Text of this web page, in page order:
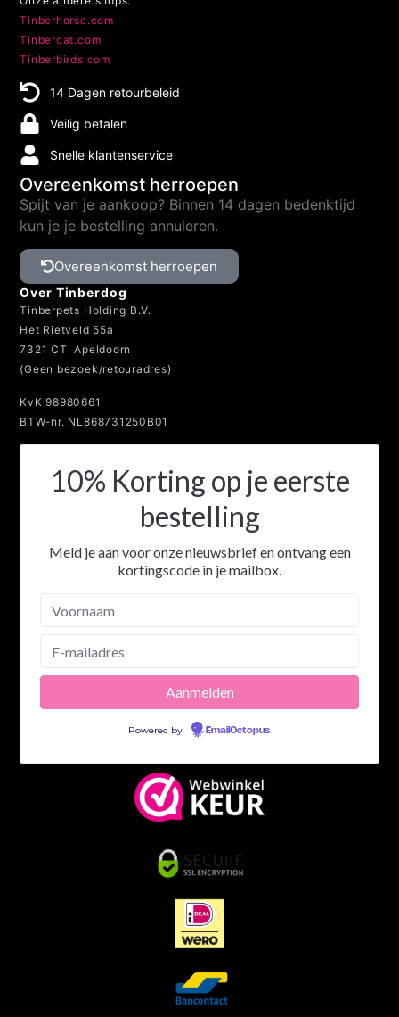
Tinberhorse.com
Tinbercat.com
Tinberbirds.com
14 Dagen retourbeleid
Veilig betalen
Snelle klantenservice
Overeenkomst herroepen
Spijt van je aankoop? Binnen 14 dagen bedenktijd
kun je je bestelling annuleren.
Overeenkomst herroepen
Over Tinberdog
Tinberpets Holding B.V.
Het Rietveld 55a
7321 CT Apeldoorn
(Geen bezoek/retouradres)
KvK 98980661
BTW-nr. NL868731250B01
10% Korting op je eerste
bestelling
Meld je aan voor onze nieuwsbrief en ontvang een
kortingscode in je mailbox.
Powered by EmailOctopus